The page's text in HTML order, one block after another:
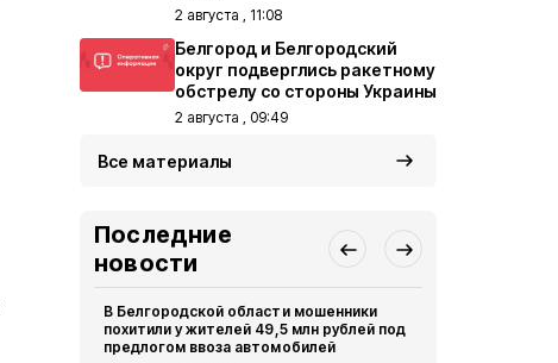
2 августа , 11:08
Белгород и Белгородский
округ подверглись ракетному
обстрелу со стороны Украины
2 августа , 09:49
Все материалы
Последние
новости
В Белгородской области мошенники
похитили у жителей 49,5 млн рублей под
предлогом ввоза автомобилей